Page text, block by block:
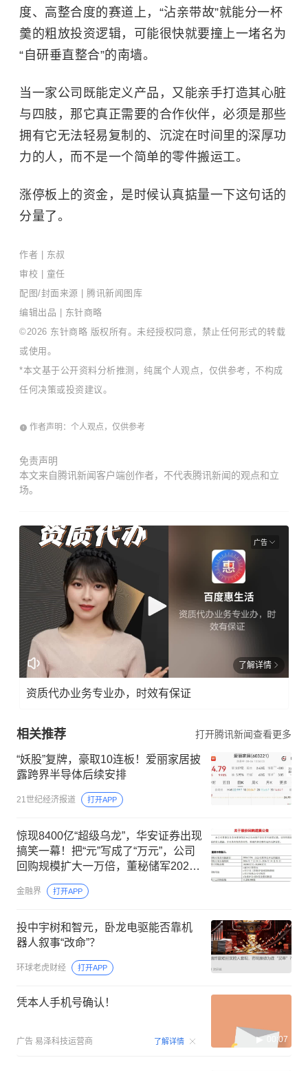
度、高整合度的赛道上，“沾亲带故”就能分一杯
羹的粗放投资逻辑，可能很快就要撞上一堵名为
“自研垂直整合”的南墙。
当一家公司既能定义产品，又能亲手打造其心脏
与四肢，那它真正需要的合作伙伴，必须是那些
拥有它无法轻易复制的、沉淀在时间里的深厚功
力的人，而不是一个简单的零件搬运工。
涨停板上的资金，是时候认真掂量一下这句话的
分量了。
作者 | 东叔
审校 | 童任
配图/封面来源 | 腾讯新闻图库
编辑出品 | 东针商略
©2026 东针商略 版权所有。未经授权同意，禁止任何形式的转载
或使用。
*本文基于公开资料分析推测，纯属个人观点，仅供参考，不构成
任何决策或投资建议。
作者声明：个人观点，仅供参考
免责声明
本文来自腾讯新闻客户端创作者，不代表腾讯新闻的观点和立
场。
广告
了解详情
资质代办业务专业办，时效有保证
相关推荐 打开腾讯新闻查看更多
“妖股”复牌，豪取10连板！爱丽家居披
露跨界半导体后续安排
21世纪经济报道 打开APP
惊现8400亿“超级乌龙”，华安证券出现
搞笑一幕！把“元”写成了“万元”，公司
回购规模扩大一万倍，董秘储军2023
年走马上任，去年薪酬47.01万元
金融界 打开APP
投中宇树和智元，卧龙电驱能否靠机
器人叙事“改命”？
环球老虎财经 打开APP
凭本人手机号确认！
广告 易泽科技运营商 了解详情 00:07